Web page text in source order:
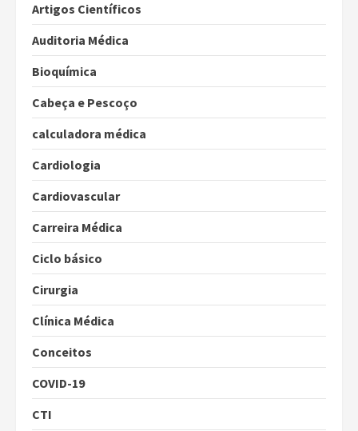
Artigos Científicos
Auditoria Médica
Bioquímica
Cabeça e Pescoço
calculadora médica
Cardiologia
Cardiovascular
Carreira Médica
Ciclo básico
Cirurgia
Clínica Médica
Conceitos
COVID-19
CTI